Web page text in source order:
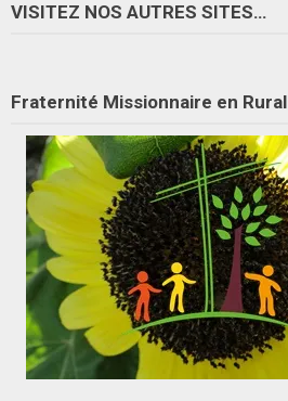
VISITEZ NOS AUTRES SITES…
Fraternité Missionnaire en Rural